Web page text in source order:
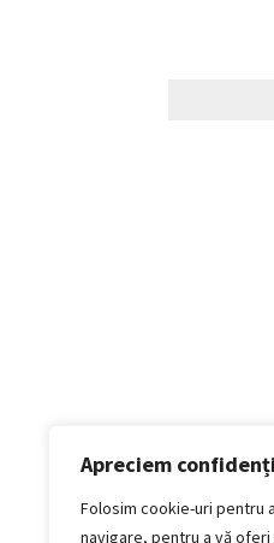
Apreciem
Folosim cookie-uri pentru
navigare, pentru a vă
Politică de